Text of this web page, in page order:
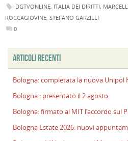
DGTVONLINE, ITALIA DEI DIRITTI,
ROCCAGIOVINE, STEFANO GARZILLI
0
ARTICOLI RECENTI
Bologna: completata la nuova Unipol
Bologna : presentato il 2 agosto
Bologna: firmato al MIT l’accordo sul
Bologna Estate 2026: nuovi